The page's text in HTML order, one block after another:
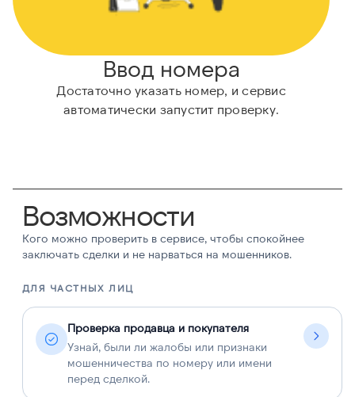
Ввод номера
Достаточно указать номер, и сервис
автоматически запустит проверку.
Возможности
Кого можно проверить в сервисе, чтобы спокойнее
заключать сделки и не нарваться на мошенников.
ДЛЯ ЧАСТНЫХ ЛИЦ
Проверка продавца и покупателя
Узнай, были ли жалобы или признаки
мошенничества по номеру или имени
перед сделкой.